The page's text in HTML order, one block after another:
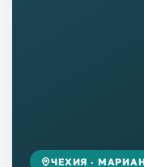
ЧЕХИЯ ·